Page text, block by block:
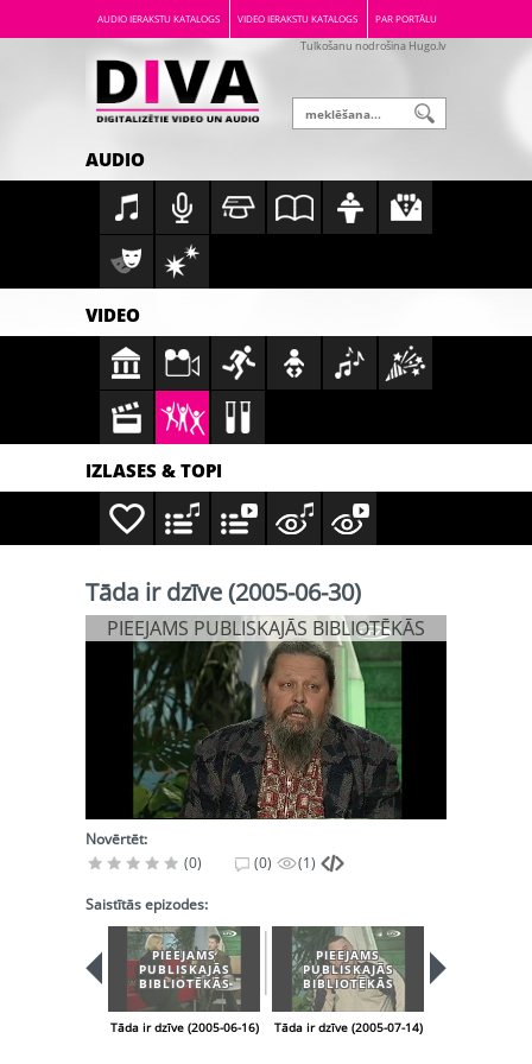
AUDIO IERAKSTU KATALOGS VIDEO IERAKSTU KATALOGS PAR PORTĀLU
Tulkošanu nodrošina Hugo.lv
AUDIO
VIDEO
IZLASES & TOPI
Tāda ir dzīve (2005-06-30)
PIEEJAMS PUBLISKAJĀS BIBLIOTĒKĀS
Novērtēt:
(0)
(0) (1)
Saistītās epizodes:
PIEEJAMS
PUBLISKAJĀS
BIBLIOTĒKĀS
Tāda ir dzīve (2005-06-16)
PIEEJAMS
PUBLISKAJĀS
BIBLIOTĒKĀS
Tāda ir dzīve (2005-07-14)